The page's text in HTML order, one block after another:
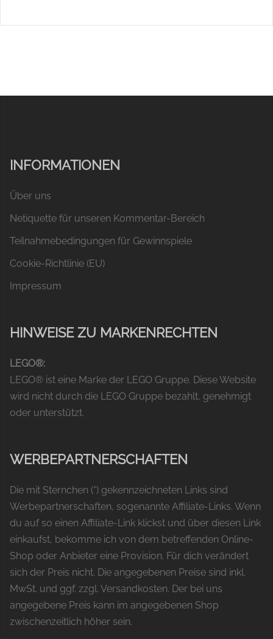
INFORMATIONEN
Über uns
Netiquette für unseren Kommentar-Bereich
Teilnahmebedingungen für Gewinnspiele
Cookie-Richtlinie (EU)
Impressum
HINWEISE ZU MARKENRECHTEN
LEGO®:
LEGO® ist eine Marke der LEGO Gruppe. Diese Website
wird nicht durch die LEGO Gruppe bezahlt, genehmigt
oder unterstützt.
WERBEPARTNERSCHAFTEN
Die mit Sternchen (*) gekennzeichneten Links sind
Werbepartnerschaften, sogenannte Affiliate-Links. Wenn
du auf so einen Affiliate-Link klickst und über diesen Link
einkaufst, bekomme ich von dem betreffenden Online-
Shop oder Anbieter eine Provision. Für dich verändert
sich der Preis nicht. Die angegebenen Preise sind inkl.
MwSt. und ggf. zzgl. Versandkosten. Der bei uns
angegebene Preis kann im angegebenen Shop
zwischenzeitlich höher sein.